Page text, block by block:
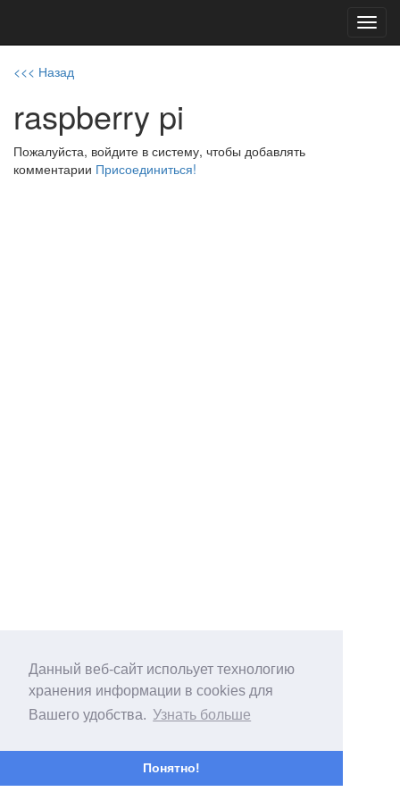
Данный веб-сайт испольует технологию
хранения информации в cookies для
Вашего удобства. Узнать больше
Понятно!
<<< Назад
raspberry pi
Пожалуйста, войдите в систему, чтобы добавлять
комментарии Присоединиться!